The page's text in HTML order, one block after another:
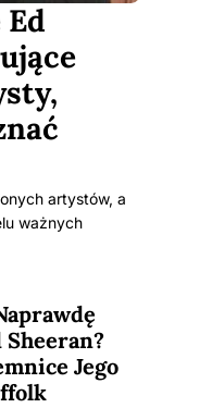
artystów, a
ważnych
Sheeran?
Jego